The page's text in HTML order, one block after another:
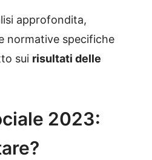
approfondita,
normative specifiche
sui risultati delle
2023: